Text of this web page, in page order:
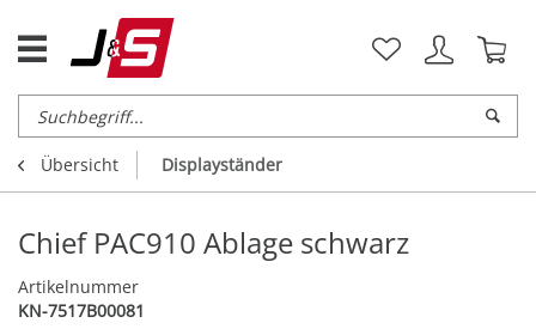
Übersicht Displayständer
Chief PAC910 Ablage schwarz
Artikelnummer
KN-7517B00081